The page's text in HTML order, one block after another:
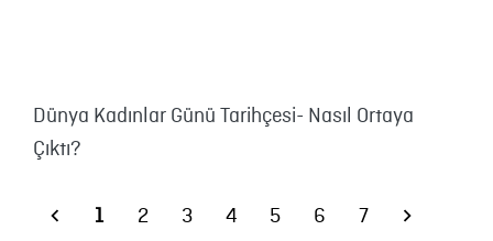
Dünya Kadınlar Günü Tarihçesi- Nasıl Ortaya
Çıktı?
1 2 3 4 5 6 7